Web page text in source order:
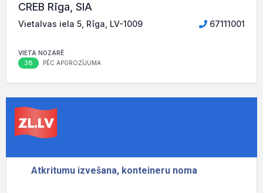
CREB Rīga, SIA
Vietalvas iela 5, Rīga, LV-1009 67111001
VIETA NOZARĒ
38 PĒC APGROZĪJUMA